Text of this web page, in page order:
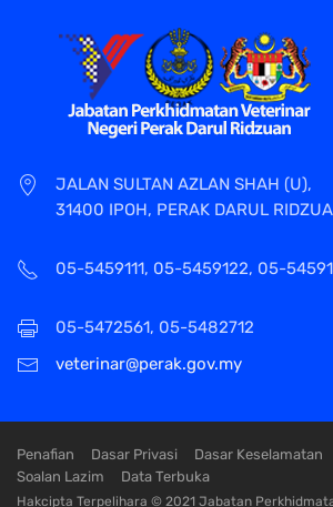
JALAN SULTAN AZLAN SHAH (U),
31400 IPOH, PERAK DARUL
05-5459111, 05-5459122, 05-
05-5472561, 05-5482712
veterinar@perak.gov.my
Penafian Dasar Privasi Dasar Keselamatan
Soalan Lazim
Data Terbuka
Hakcipta Terpelihara © 2021 Jabatan